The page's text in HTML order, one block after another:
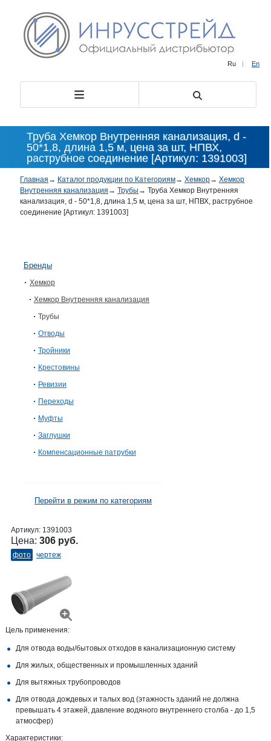
Ru | En
Труба Хемкор Внутренняя канализация, d -
50*1,8, длина 1,5 м, цена за шт, НПВХ,
раструбное соединение [Артикул: 1391003]
Главная → Каталог продукции по Категориям→ Хемкор→ Хемкор
Внутренняя канализация → Трубы → Труба Хемкор Внутренняя
канализация, d - 50*1,8, длина 1,5 м, цена за шт, НПВХ, раструбное
соединение [Артикул: 1391003]
Бренды
Хемкор
Хемкор Внутренняя канализация
Трубы
Отводы
Тройники
Крестовины
Ревизии
Переходы
Муфты
Заглушки
Компенсационные патрубки
Перейти в режим по категориям
Артикул: 1391003
Цена: 306 руб.
фото чертеж
Цель применения:
Для отвода воды/бытовых отходов в канализационную систему
Для жилых, общественных и промышленных зданий
Для вытяжных трубопроводов
Для отвода дождевых и талых вод (этажность зданий не должна
превышать 4 этажей, давление водяного внутреннего столба - до 1,5
атмосфер)
Характеристики: